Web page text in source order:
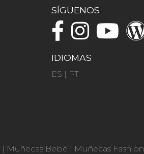
SÍGUENOS
IDIOMAS
ES | PT
| Muñecas Bebé | Muñecas Fashion